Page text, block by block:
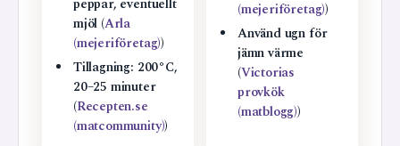
peppar, eventuellt
mjöl (Arla
(mejeriföretag))
Tillagning: 200°C,
20–25 minuter
(Recepten.se
(matcommunity))
(mejeriföretag))
Använd ugn för
jämn värme
(Victorias
provkök
(matblogg))